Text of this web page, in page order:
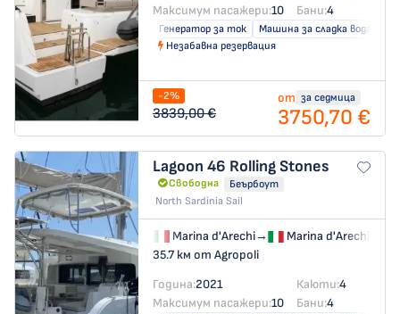
Максимум пасажери:10 Бани:4
Генератор за ток Машина за сладка вода
Незабавна резервация
-2%
3839,00 €
от за седмица
3750,70 €
Lagoon 46 Rolling Stones
Свободна
Беърбоут
North Sardinia Sail
Marina d'Arechi→
Marina d'Arechi
35.7 км от Agropoli
Година:2021 Каюти:4
Максимум пасажери:10 Бани:4